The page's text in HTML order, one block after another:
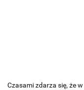
Czasami zdarza się, że